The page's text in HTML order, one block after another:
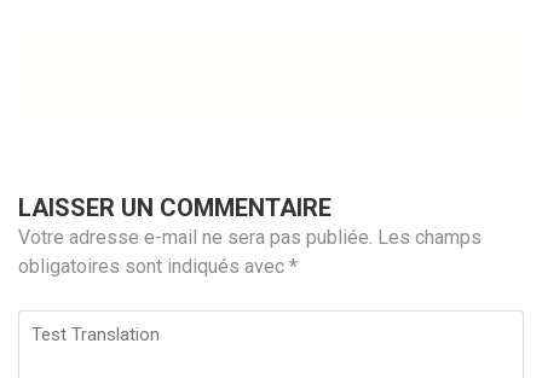
LAISSER UN COMMENTAIRE
Votre adresse e-mail ne sera pas publiée. Les champs
obligatoires sont indiqués avec *
Test